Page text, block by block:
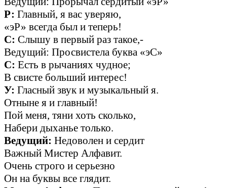
Р: Главный, я вас уверяю,
«эР» всегда был и теперь!
С: Слышу в первый раз такое,-
Ведущий: Просвистела буква «эС»
С: Есть в рычаниях чудное;
В свисте больший интерес!
У: Гласный звук и музыкальный я.
Отныне я и главный!
Пой меня, тяни хоть сколько,
Набери дыханье только.
Ведущий: Недоволен и сердит
Важный Мистер Алфавит.
Очень строго и серьезно
Он на буквы все глядит.